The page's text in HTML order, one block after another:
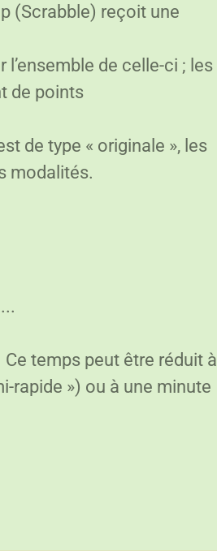
(Scrabble) reçoit une
de celle-ci ; les
de points
de type « originale », les
modalités.
temps peut être réduit à
rapide ») ou à une minute